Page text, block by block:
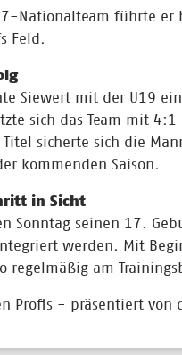
Nationalteam führte er
Feld.
Siewert mit der U19
sich das Team mit
sicherte sich die
kommenden Saison.
in Sicht
Sonntag seinen 17.
werden. Mit
regelmäßig am
Profis - präsentiert von